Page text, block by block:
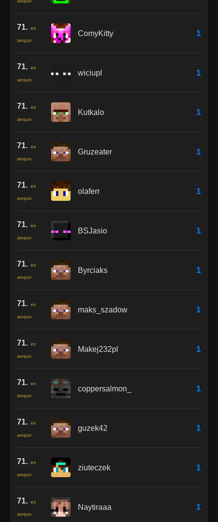
71. ex
aequo
ComyKitty 1
71. ex
aequo
wiciupl 1
71. ex
aequo
Kutkalo 1
71. ex
aequo
Gruzeater 1
71. ex
aequo
olaferr 1
71. ex
aequo
BSJasio 1
71. ex
aequo
Byrciaks 1
71. ex
aequo
maks_szadow 1
71. ex
aequo
Makej232pl 1
71. ex
aequo
coppersalmon_ 1
71. ex
aequo
guzek42 1
71. ex
aequo
ziuteczek 1
71. ex
aequo
Naytiraaa 1